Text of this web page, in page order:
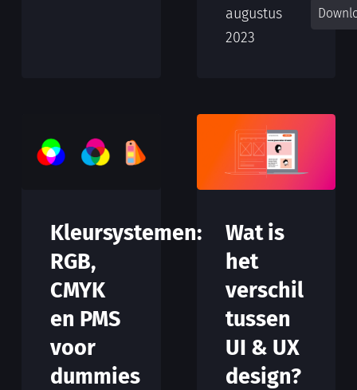
augustus
2023
Kleursystemen:
RGB,
CMYK
en PMS
voor
dummies
Wat is
het
verschil
tussen
UI & UX
design?